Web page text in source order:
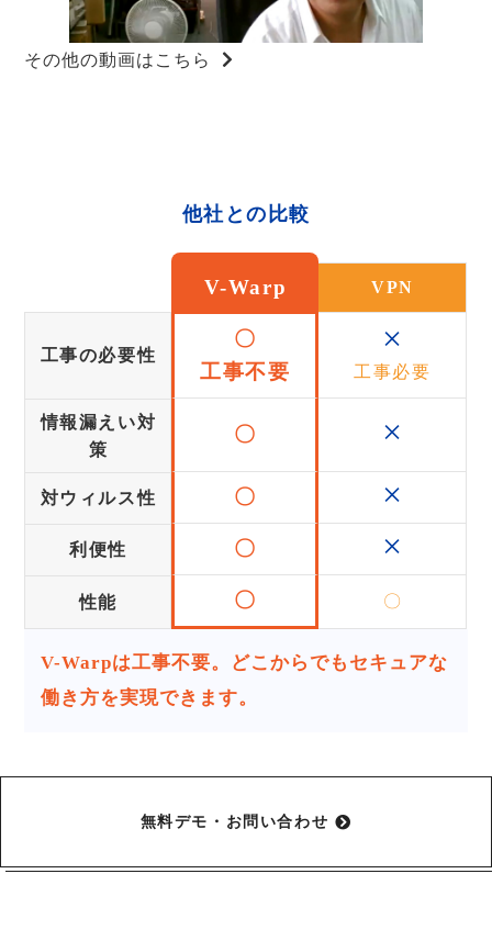
その他の動画はこちら
他社との比較
V-Warp VPN
工事の必要性
〇
工事不要
×
工事必要
情報漏えい対
策
〇 ×
対ウィルス性 〇 ×
利便性 〇 ×
性能 〇 〇
V-Warpは工事不要。どこからでもセキュアな
働き方を実現できます。
無料デモ・お問い合わせ